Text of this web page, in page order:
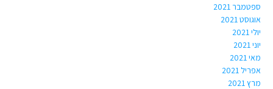
ספטמבר 2021
אוגוסט 2021
יולי 2021
יוני 2021
מאי 2021
אפריל 2021
מרץ 2021